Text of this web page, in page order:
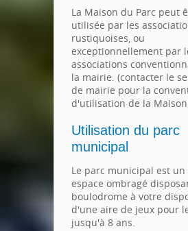
La Maison du Parc peut
utilisée par les
rustiquoises, ou
exceptionnellement par
associations
la mairie. (contacter le
de mairie pour la
d'utilisation de la
Utilisation du parc
municipal
Le parc municipal est un
espace ombragé
boulodrome à votre
d'une aire de jeux pour
jusqu'à 8 ans.